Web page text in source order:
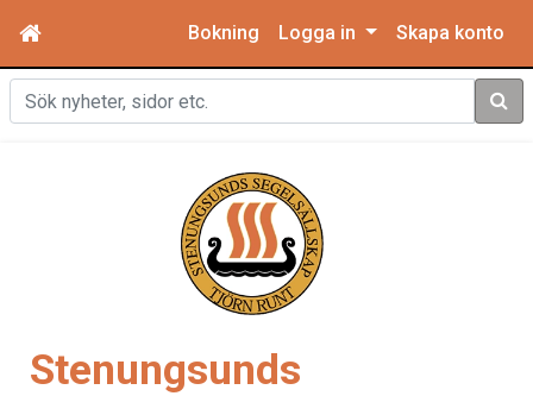
Bokning Logga in Skapa konto
Sök
Stenungsunds